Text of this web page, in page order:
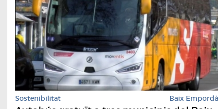
Sostenibilitat Baix Empordà